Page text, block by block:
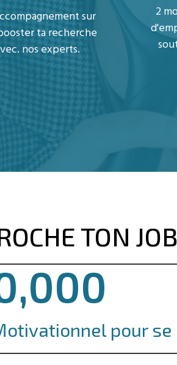
sur
ta recherche
nos experts.
2
TON JOB
pour